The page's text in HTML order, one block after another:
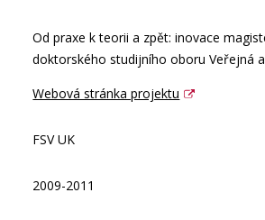
Od praxe k teorii a zpět: inovace
doktorského studijního oboru Veřejná
Webová stránka projektu
FSV UK
2009-2011